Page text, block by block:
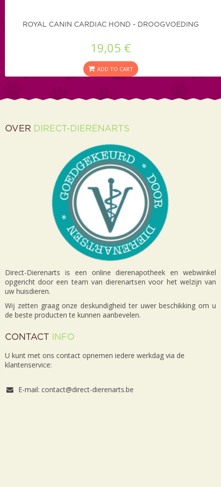
ROYAL CANIN CARDIAC HOND - DROOGVOEDING
19,05 €
ADD TO CART
OVER DIRECT-DIERENARTS
Direct-Dierenarts is een online dierenapotheek en webwinkel
opgericht door een team van dierenartsen voor het welzijn van
uw huisdieren.
Wij zetten graag onze deskundigheid ter uwer beschikking om u
de beste producten te kunnen aanbevelen.
CONTACT INFO
U kunt met ons contact opnemen iedere werkdag via de
klantenservice:
E-mail: contact@direct-dierenarts.be